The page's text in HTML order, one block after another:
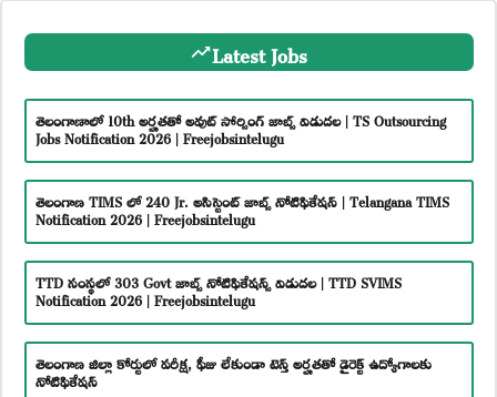
Latest Jobs
తెలంగాణాలో 10th అర్హతతో అవుట్ సోర్సింగ్ జాబ్స్ విడుదల | TS Outsourcing
Jobs Notification 2026 | Freejobsintelugu
తెలంగాణ TIMS లో 240 Jr. అసిస్టెంట్ జాబ్స్ నోటిఫికేషన్ | Telangana TIMS
Notification 2026 | Freejobsintelugu
TTD సంస్థలో 303 Govt జాబ్స్ నోటిఫికేషన్స్ విడుదల | TTD SVIMS
Notification 2026 | Freejobsintelugu
తెలంగాణ జిల్లా కోర్టులో పరీక్ష, ఫీజు లేకుండా టెన్త్ అర్హతతో డైరెక్ట్ ఉద్యోగాలకు
నోటిఫికేషన్